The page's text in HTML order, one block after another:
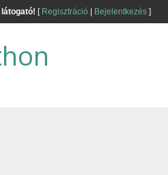
látogató! [ Regisztráció Bejelentkezés]